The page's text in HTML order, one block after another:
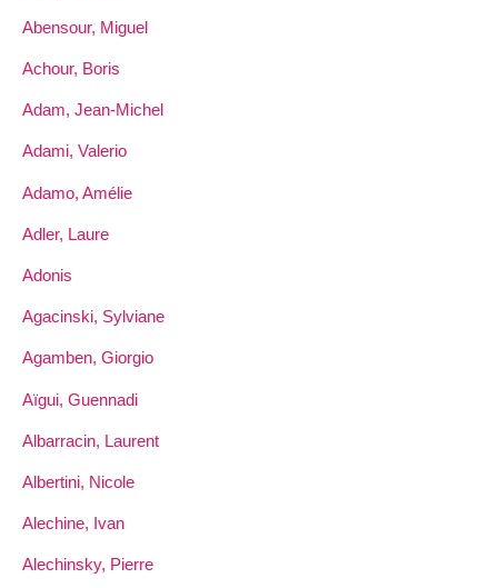
Abensour, Miguel
Achour, Boris
Adam, Jean-Michel
Adami, Valerio
Adamo, Amélie
Adler, Laure
Adonis
Agacinski, Sylviane
Agamben, Giorgio
Aïgui, Guennadi
Albarracin, Laurent
Albertini, Nicole
Alechine, Ivan
Alechinsky, Pierre